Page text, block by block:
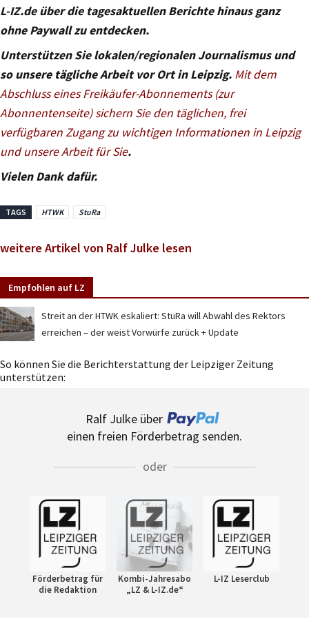
L-IZ.de über die tagesaktuellen Berichte hinaus ganz
ohne Paywall zu entdecken.
Unterstützen Sie lokalen/regionalen Journalismus und
so unsere tägliche Arbeit vor Ort in Leipzig. Mit dem
Abschluss eines Freikäufer-Abonnements (zur
Abonnentenseite) sichern Sie den täglichen, frei
verfügbaren Zugang zu wichtigen Informationen in Leipzig
und unsere Arbeit für Sie.
Vielen Dank dafür.
TAGS HTWK StuRa
weitere Artikel von Ralf Julke lesen
Empfohlen auf LZ
Streit an der HTWK eskaliert: StuRa will Abwahl des Rektors
erreichen – der weist Vorwürfe zurück + Update
So können Sie die Berichterstattung der Leipziger Zeitung
unterstützen:
Ralf Julke über
einen freien Förderbetrag senden.
oder
Förderbetrag für
die Redaktion
Kombi-Jahresabo
„LZ & L-IZ.de“
L-IZ Leserclub